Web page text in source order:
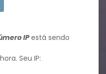
IPestá sendo
Seu IP: